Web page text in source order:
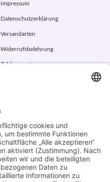
Impressum
Datenschutzerklärung
Versandarten
Widerrufsbelehrung
Zahlungsarten